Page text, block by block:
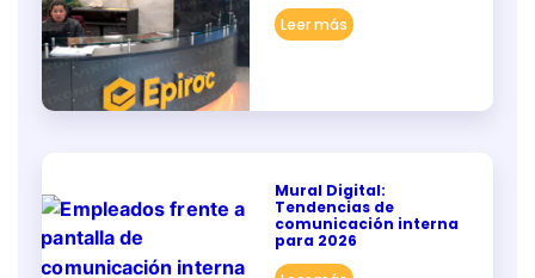
Leer más
Mural Digital:
Tendencias de
comunicación interna
para 2026